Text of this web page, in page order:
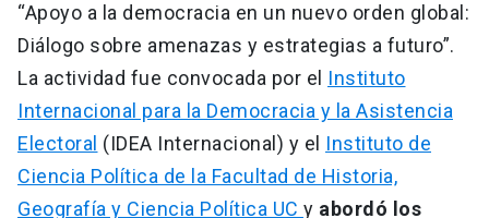
“Apoyo a la democracia en un nuevo orden global:
Diálogo sobre amenazas y estrategias a futuro”.
La actividad fue convocada por el Instituto
Internacional para la Democracia y la Asistencia
Electoral (IDEA Internacional) y el Instituto de
Ciencia Política de la Facultad de Historia,
Geografía y Ciencia Política UC y abordó los